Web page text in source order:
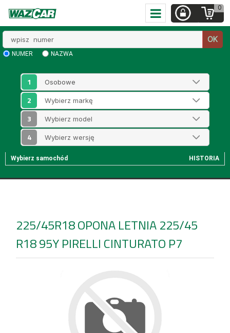
0
numer
OK
NUMER NAZWA
1
2
3
4
Wybierz samochód HISTORIA
225/45R18OPONA LETNIA 225/45
R18 95Y PIRELLI CINTURATO P7